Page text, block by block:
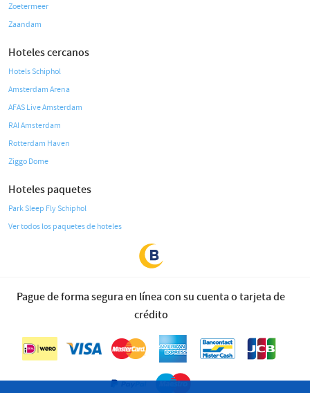
Zoetermeer
Zaandam
Hoteles cercanos
Hotels Schiphol
Amsterdam Arena
AFAS Live Amsterdam
RAI Amsterdam
Rotterdam Haven
Ziggo Dome
Hoteles paquetes
Park Sleep Fly Schiphol
Ver todos los paquetes de hoteles
Pague de forma segura en línea con su cuenta o tarjeta de
crédito